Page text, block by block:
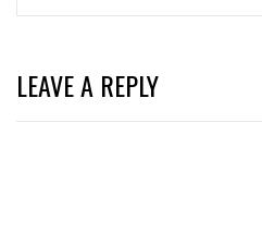
LEAVE A REPLY